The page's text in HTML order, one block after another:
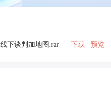
线下谈判加地图.rar 下载 预览